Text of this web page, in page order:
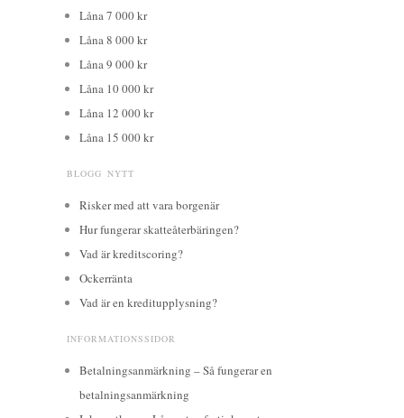
Låna 7 000 kr
Låna 8 000 kr
Låna 9 000 kr
Låna 10 000 kr
Låna 12 000 kr
Låna 15 000 kr
BLOGG NYTT
Risker med att vara borgenär
Hur fungerar skatteåterbäringen?
Vad är kreditscoring?
Ockerränta
Vad är en kreditupplysning?
INFORMATIONSSIDOR
Betalningsanmärkning – Så fungerar en
betalningsanmärkning